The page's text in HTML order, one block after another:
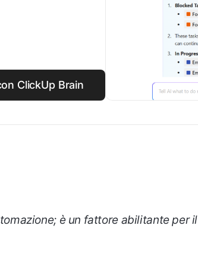
ClickUp Brain
è un fattore abilitante per il